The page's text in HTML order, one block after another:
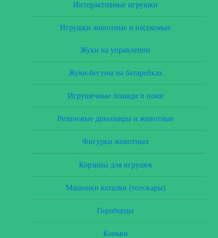
Интерактивные игрушки
Игрушки животные и насекомые
Жуки на управлении
Жуки-бегуны на батарейках
Игрушечные лошади и пони
Резиновые динозавры и животные
Фигурки животных
Корзины для игрушек
Машинки каталки (толокары)
Гироборды
Коньки